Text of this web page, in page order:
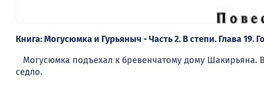
Книга: Могусюмка и Гурьяныч - Часть 2. В степи. Глава 19.
Могусюмка подъехал к бревенчатому дому Шакирьяна.
седло.